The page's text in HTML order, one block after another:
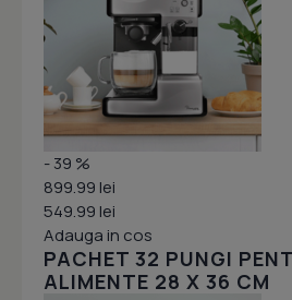
- 39 %
899.99 lei
549.99 lei
Adauga in cos
PACHET 32 PUNGI
ALIMENTE 28 X 36 CM